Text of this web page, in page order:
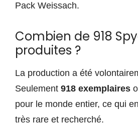
Pack Weissach.
Combien de 918
produites ?
La production a été
Seulement 918 exemplaires
pour le monde entier, ce qui
très rare et recherché.